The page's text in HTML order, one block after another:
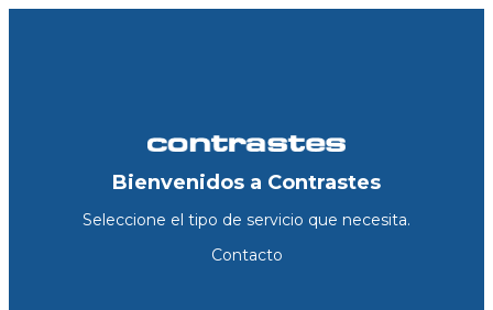
Bienvenidos a Contrastes
Seleccione el tipo de servicio que necesita.
Contacto